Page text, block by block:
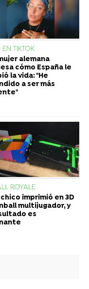
EN TIKTOK
alemana
cómo España le
la vida: "He
a ser más
ROYALE
imprimió en 3D
multijugador, y
es